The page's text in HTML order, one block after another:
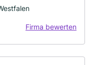
Firma bewerten